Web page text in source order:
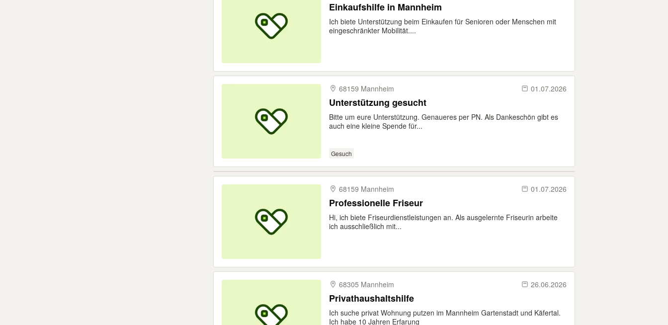
Einkaufshilfe in Mannheim
Ich biete Unterstützung beim Einkaufen für Senioren oder Menschen mit
eingeschränkter Mobilität....
68159 Mannheim 01.07.2026
Unterstützung gesucht
Bitte um eure Unterstützung. Genaueres per PN. Als Dankeschön gibt es
auch eine kleine Spende für...
Gesuch
68159 Mannheim 01.07.2026
Professionelle Friseur
Hi, ich biete Friseurdienstleistungen an. Als ausgelernte Friseurin arbeite
ich ausschließlich mit...
68305 Mannheim 26.06.2026
Privathaushaltshilfe
Ich suche privat Wohnung putzen im Mannheim Gartenstadt und Käfertal.
Ich habe 10 Jahren Erfarung